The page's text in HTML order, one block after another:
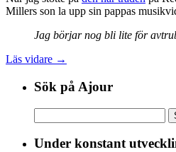
Millers son la upp sin pappas
Jag börjar nog bli lite för
Läs vidare →
Sök på Ajour
efter:
Under konstant